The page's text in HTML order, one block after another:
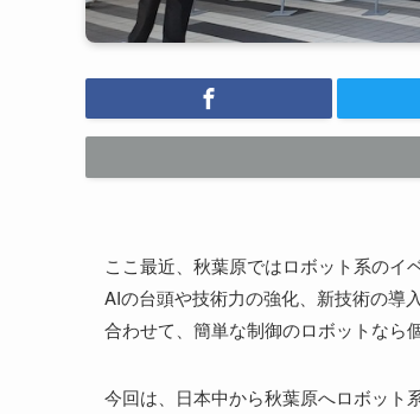
ここ最近、秋葉原ではロボット系のイ
AIの台頭や技術力の強化、新技術の導
合わせて、簡単な制御のロボットなら
今回は、日本中から秋葉原へロボット